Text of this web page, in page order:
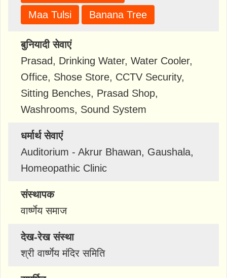
Maa Tulsi
Banana Tree
बुनियादी सेवाएं
Prasad, Drinking Water, Water Cooler,
Office, Shose Store, CCTV Security,
Sitting Benches, Prasad Shop,
Washrooms, Sound System
धर्मार्थ सेवाएं
Auditorium - Akrur Bhawan, Gaushala,
Homeopathic Clinic
संस्थापक
वार्ष्णेय समाज
देख-रेख संस्था
श्री वार्ष्णेय मंदिर समिति